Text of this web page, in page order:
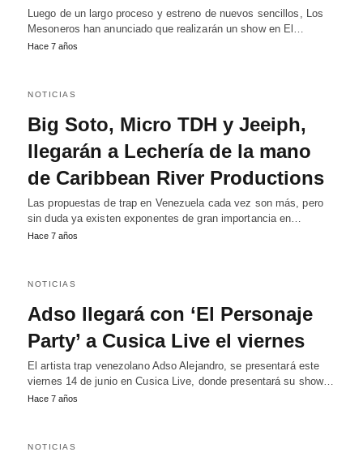
Luego de un largo proceso y estreno de nuevos sencillos, Los
Mesoneros han anunciado que realizarán un show en El…
Hace 7 años
NOTICIAS
Big Soto, Micro TDH y Jeeiph,
llegarán a Lechería de la mano
de Caribbean River Productions
Las propuestas de trap en Venezuela cada vez son más, pero
sin duda ya existen exponentes de gran importancia en…
Hace 7 años
NOTICIAS
Adso llegará con ‘El Personaje
Party’ a Cusica Live el viernes
El artista trap venezolano Adso Alejandro, se presentará este
viernes 14 de junio en Cusica Live, donde presentará su show…
Hace 7 años
NOTICIAS